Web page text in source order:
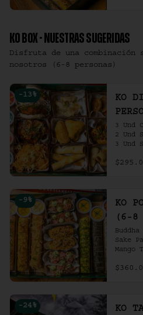
KO BOX - NUESTRAS SUGERIDAS
Disfruta de una combinación
nosotros (6-8 personas)
-13 %
KO
3 Und
2 Und
3 Und
3 Und
- 9%
KO
(6-8
Buddha
Sake
Mango
Dragon.
2 Und
-24 %
KO